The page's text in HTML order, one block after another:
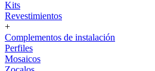
Kits
Revestimientos
+
Complementos de instalación
Perfiles
Mosaicos